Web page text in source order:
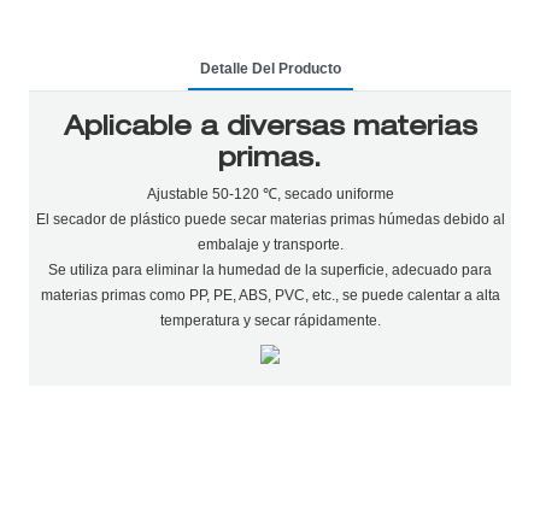
Detalle Del Producto
Aplicable a diversas materias
primas.
Ajustable 50-120 ℃, secado uniforme
El secador de plástico puede secar materias primas húmedas debido al
embalaje y transporte.
Se utiliza para eliminar la humedad de la superficie, adecuado para
materias primas como PP, PE, ABS, PVC, etc., se puede calentar a alta
temperatura y secar rápidamente.